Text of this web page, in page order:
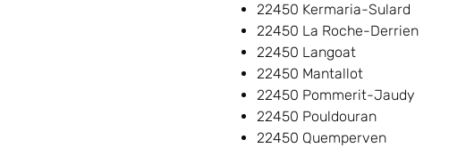
22450 Kermaria-Sulard
22450 La Roche-Derrien
22450 Langoat
22450 Mantallot
22450 Pommerit-Jaudy
22450 Pouldouran
22450 Quemperven